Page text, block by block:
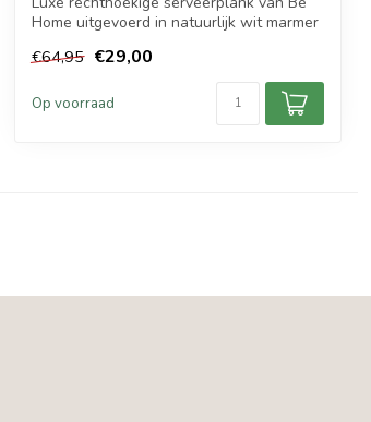
Home uitgevoerd in natuurlijk wit marmer
€64,95 €29,00
Op voorraad